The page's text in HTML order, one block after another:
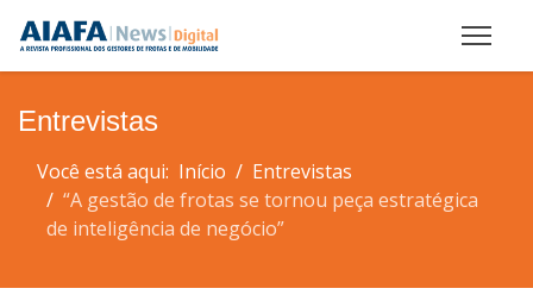
Entrevistas
Você está aqui: Início
Entrevistas
“A gestão de frotas se tornou peça estratégica
de inteligência de negócio”